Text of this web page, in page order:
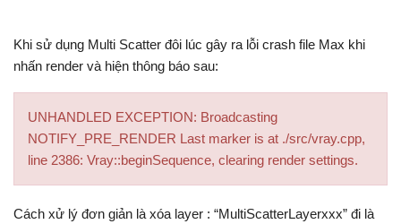
Khi sử dụng Multi Scatter đôi lúc gây ra lỗi crash file Max khi
nhấn render và hiện thông báo sau:
UNHANDLED EXCEPTION: Broadcasting
NOTIFY_PRE_RENDER Last marker is at ./src/vray.cpp,
line 2386: Vray::beginSequence, clearing render settings.
Cách xử lý đơn giản là xóa layer : “MultiScatterLayerxxx” đi là